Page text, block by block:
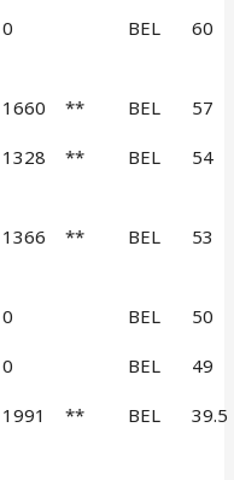
0 BEL 60
1660 ** BEL 57
1328 ** BEL 54
1366 ** BEL 53
0 BEL 50
0 BEL 49
1991 ** BEL 39.5